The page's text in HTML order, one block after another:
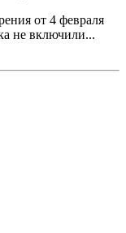
от 4 февраля
не включили...